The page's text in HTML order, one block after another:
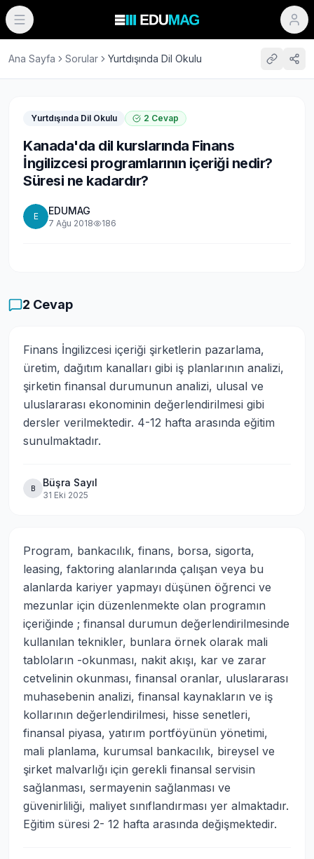
Ana Sayfa Sorular Yurtdışında Dil Okulu
Yurtdışında Dil Okulu 2 Cevap
Kanada'da dil kurslarında Finans
İngilizcesi programlarının içeriği nedir?
Süresi ne kadardır?
E EDUMAG
7 Ağu 2018 186
2 Cevap
Finans İngilizcesi içeriği şirketlerin pazarlama,
üretim, dağıtım kanalları gibi iş planlarının analizi,
şirketin finansal durumunun analizi, ulusal ve
uluslararası ekonominin değerlendirilmesi gibi
dersler verilmektedir. 4-12 hafta arasında eğitim
sunulmaktadır.
B Büşra Sayıl
31 Eki 2025
Program, bankacılık, finans, borsa, sigorta,
leasing, faktoring alanlarında çalışan veya bu
alanlarda kariyer yapmayı düşünen öğrenci ve
mezunlar için düzenlenmekte olan programın
içeriğinde ; finansal durumun değerlendirilmesinde
kullanılan teknikler, bunlara örnek olarak mali
tabloların -okunması, nakit akışı, kar ve zarar
cetvelinin okunması, finansal oranlar, uluslararası
muhasebenin analizi, finansal kaynakların ve iş
kollarının değerlendirilmesi, hisse senetleri,
finansal piyasa, yatırım portföyünün yönetimi,
mali planlama, kurumsal bankacılık, bireysel ve
şirket malvarlığı için gerekli finansal servisin
sağlanması, sermayenin sağlanması ve
güvenirliliği, maliyet sınıflandırması yer almaktadır.
Eğitim süresi 2- 12 hafta arasında değişmektedir.